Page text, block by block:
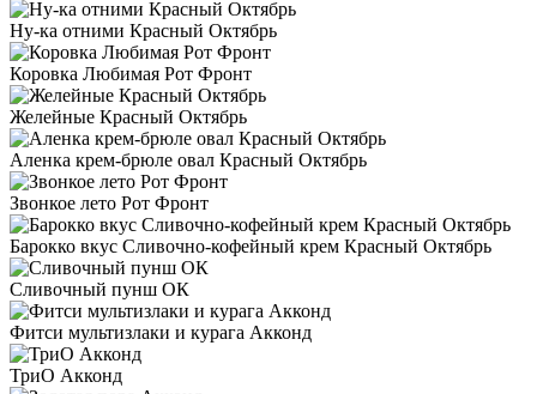
Ну-ка отними Красный Октябрь
Коровка Любимая Рот Фронт
Желейные Красный Октябрь
Аленка крем-брюле овал Красный Октябрь
Звонкое лето Рот Фронт
Барокко вкус Сливочно-кофейный крем Красный Октябрь
Сливочный пунш ОК
Фитси мультизлаки и курага Акконд
ТриО Акконд